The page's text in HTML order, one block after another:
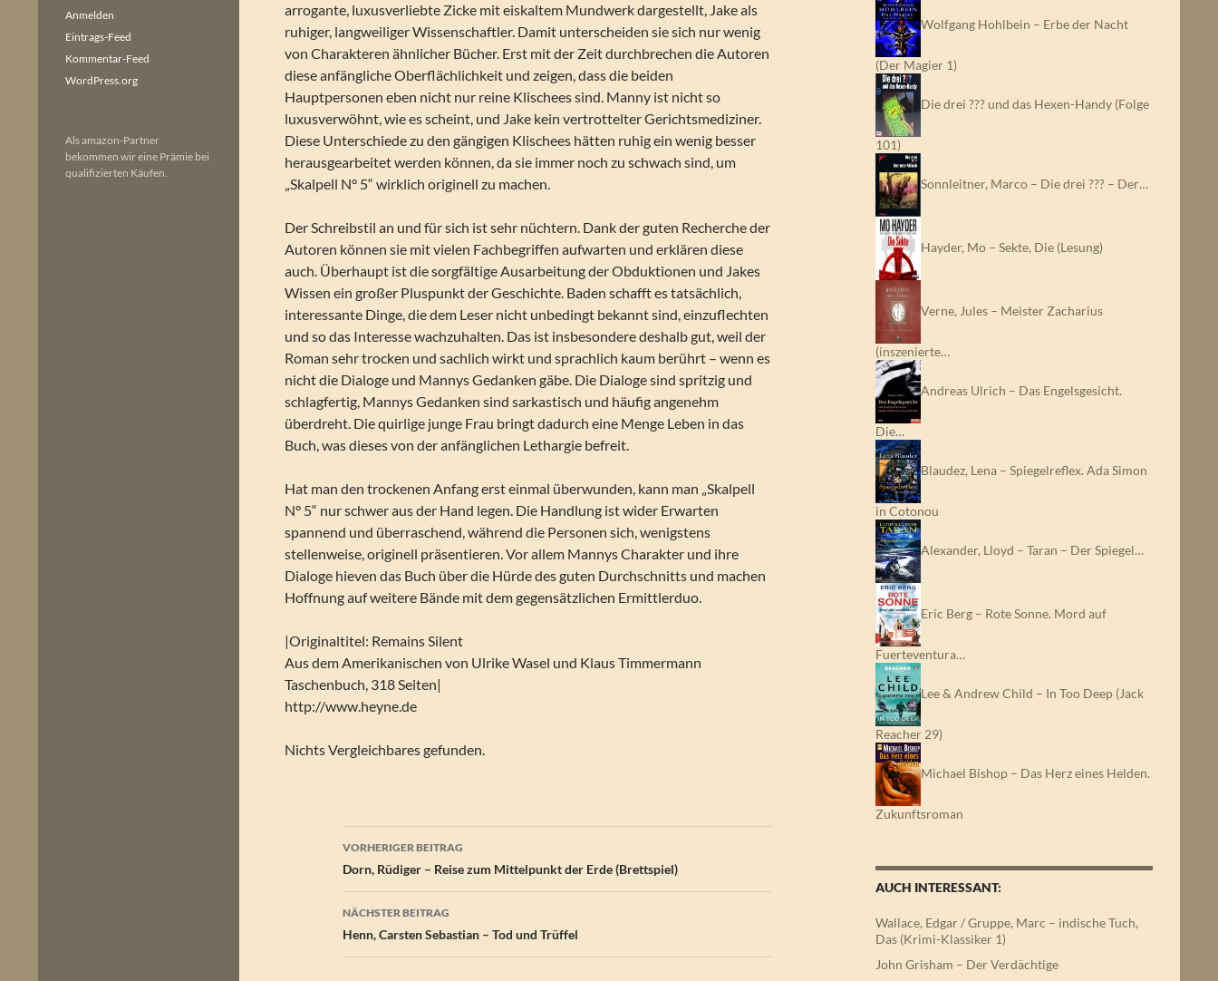
arrogante, luxusverliebte Zicke mit eiskaltem Mundwerk dargestellt, Jake als
ruhiger, langweiliger Wissenschaftler. Damit unterscheiden sie sich nur wenig
von Charakteren ähnlicher Bücher. Erst mit der Zeit durchbrechen die Autoren
diese anfängliche Oberflächlichkeit und zeigen, dass die beiden
Hauptpersonen eben nicht nur reine Klischees sind. Manny ist nicht so
luxusverwöhnt, wie es scheint, und Jake kein vertrottelter Gerichtsmediziner.
Diese Unterschiede zu den gängigen Klischees hätten ruhig ein wenig besser
herausgearbeitet werden können, da sie immer noch zu schwach sind, um
„Skalpell N° 5“ wirklich originell zu machen.
Der Schreibstil an und für sich ist sehr nüchtern. Dank der guten Recherche der
Autoren können sie mit vielen Fachbegriffen aufwarten und erklären diese
auch. Überhaupt ist die sorgfältige Ausarbeitung der Obduktionen und Jakes
Wissen ein großer Pluspunkt der Geschichte. Baden schafft es tatsächlich,
interessante Dinge, die dem Leser nicht unbedingt bekannt sind, einzuflechten
und so das Interesse wachzuhalten. Das ist insbesondere deshalb gut, weil der
Roman sehr trocken und sachlich wirkt und sprachlich kaum berührt – wenn es
nicht die Dialoge und Mannys Gedanken gäbe. Die Dialoge sind spritzig und
schlagfertig, Mannys Gedanken sind sarkastisch und häufig angenehm
überdreht. Die quirlige junge Frau bringt dadurch eine Menge Leben in das
Buch, was dieses von der anfänglichen Lethargie befreit.
Hat man den trockenen Anfang erst einmal überwunden, kann man „Skalpell
N° 5“ nur schwer aus der Hand legen. Die Handlung ist wider Erwarten
spannend und überraschend, während die Personen sich, wenigstens
stellenweise, originell präsentieren. Vor allem Mannys Charakter und ihre
Dialoge hieven das Buch über die Hürde des guten Durchschnitts und machen
Hoffnung auf weitere Bände mit dem gegensätzlichen Ermittlerduo.
|Originaltitel: Remains Silent
Aus dem Amerikanischen von Ulrike Wasel und Klaus Timmermann
Taschenbuch, 318 Seiten|
http://www.heyne.de
Nichts Vergleichbares gefunden.
Beitragsnavigation
VORHERIGER BEITRAG
Dorn, Rüdiger – Reise zum Mittelpunkt der Erde (Brettspiel)
NÄCHSTER BEITRAG
Henn, Carsten Sebastian – Tod und Trüffel
Wolfgang Hohlbein – Erbe der Nacht
(Der Magier 1)
Die drei ??? und das Hexen-Handy (Folge
101)
Sonnleitner, Marco – Die drei ??? – Der…
Hayder, Mo – Sekte, Die (Lesung)
Verne, Jules – Meister Zacharius
(inszenierte…
Andreas Ulrich – Das Engelsgesicht.
Die…
Blaudez, Lena – Spiegelreflex. Ada Simon
in Cotonou
Alexander, Lloyd – Taran – Der Spiegel…
Eric Berg – Rote Sonne. Mord auf
Fuerteventura…
Lee & Andrew Child – In Too Deep (Jack
Reacher 29)
Michael Bishop – Das Herz eines Helden.
Zukunftsroman
AUCH INTERESSANT:
Wallace, Edgar / Gruppe, Marc – indische Tuch,
Das (Krimi-Klassiker 1)
John Grisham – Der Verdächtige
Anmelden
Eintrags-Feed
Kommentar-Feed
WordPress.org
Als amazon-Partner
bekommen wir eine Prämie bei
qualifizierten Käufen.